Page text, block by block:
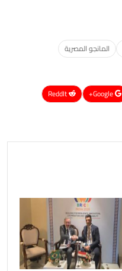
المانجو المصرية
Google+
ReddIt